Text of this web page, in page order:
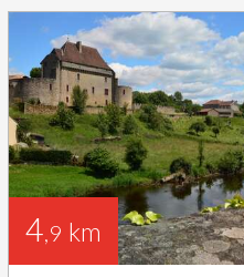
4,9 km